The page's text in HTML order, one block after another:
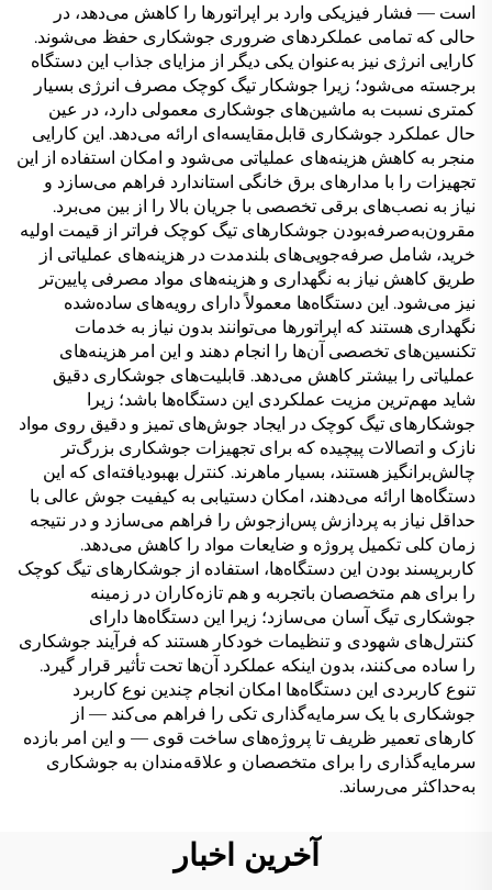
است — فشار فیزیکی وارد بر اپراتورها را کاهش می‌دهد، در
حالی که تمامی عملکردهای ضروری جوشکاری حفظ می‌شوند.
کارایی انرژی نیز به‌عنوان یکی دیگر از مزایای جذاب این دستگاه
برجسته می‌شود؛ زیرا جوشکار تیگ کوچک مصرف انرژی بسیار
کمتری نسبت به ماشین‌های جوشکاری معمولی دارد، در عین
حال عملکرد جوشکاری قابل‌مقایسه‌ای ارائه می‌دهد. این کارایی
منجر به کاهش هزینه‌های عملیاتی می‌شود و امکان استفاده از این
تجهیزات را با مدارهای برق خانگی استاندارد فراهم می‌سازد و
نیاز به نصب‌های برقی تخصصی با جریان بالا را از بین می‌برد.
مقرون‌به‌صرفه‌بودن جوشکارهای تیگ کوچک فراتر از قیمت اولیه
خرید، شامل صرفه‌جویی‌های بلندمدت در هزینه‌های عملیاتی از
طریق کاهش نیاز به نگهداری و هزینه‌های مواد مصرفی پایین‌تر
نیز می‌شود. این دستگاه‌ها معمولاً دارای رویه‌های ساده‌شده
نگهداری هستند که اپراتورها می‌توانند بدون نیاز به خدمات
تکنسین‌های تخصصی آن‌ها را انجام دهند و این امر هزینه‌های
عملیاتی را بیشتر کاهش می‌دهد. قابلیت‌های جوشکاری دقیق
شاید مهم‌ترین مزیت عملکردی این دستگاه‌ها باشد؛ زیرا
جوشکارهای تیگ کوچک در ایجاد جوش‌های تمیز و دقیق روی مواد
نازک و اتصالات پیچیده که برای تجهیزات جوشکاری بزرگ‌تر
چالش‌برانگیز هستند، بسیار ماهرند. کنترل بهبودیافته‌ای که این
دستگاه‌ها ارائه می‌دهند، امکان دستیابی به کیفیت جوش عالی با
حداقل نیاز به پردازش پس‌ازجوش را فراهم می‌سازد و در نتیجه
زمان کلی تکمیل پروژه و ضایعات مواد را کاهش می‌دهد.
کاربرپسند بودن این دستگاه‌ها، استفاده از جوشکارهای تیگ کوچک
را برای هم متخصصان باتجربه و هم تازه‌کاران در زمینه
جوشکاری تیگ آسان می‌سازد؛ زیرا این دستگاه‌ها دارای
کنترل‌های شهودی و تنظیمات خودکار هستند که فرآیند جوشکاری
را ساده می‌کنند، بدون اینکه عملکرد آن‌ها تحت تأثیر قرار گیرد.
تنوع کاربردی این دستگاه‌ها امکان انجام چندین نوع کاربرد
جوشکاری با یک سرمایه‌گذاری تکی را فراهم می‌کند — از
کارهای تعمیر ظریف تا پروژه‌های ساخت قوی — و این امر بازده
سرمایه‌گذاری را برای متخصصان و علاقه‌مندان به جوشکاری
به‌حداکثر می‌رساند.
آخرین اخبار